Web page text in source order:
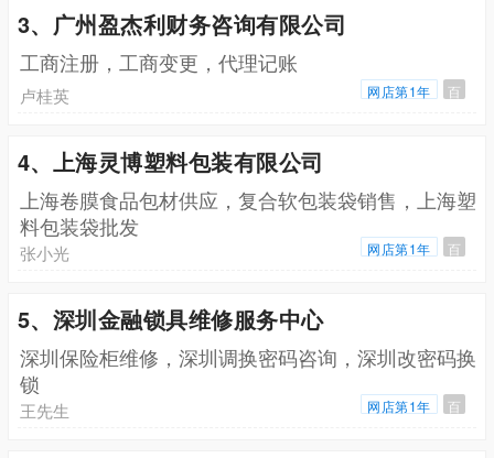
3、广州盈杰利财务咨询有限公司
工商注册，工商变更，代理记账
卢桂英 网店第1年 百
4、上海灵博塑料包装有限公司
上海卷膜食品包材供应，复合软包装袋销售，上海塑
料包装袋批发
张小光 网店第1年 百
5、深圳金融锁具维修服务中心
深圳保险柜维修，深圳调换密码咨询，深圳改密码换
锁
王先生 网店第1年 百